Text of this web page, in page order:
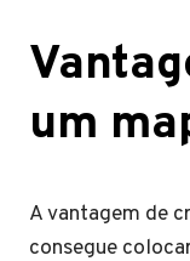
um
A vantagem de
consegue